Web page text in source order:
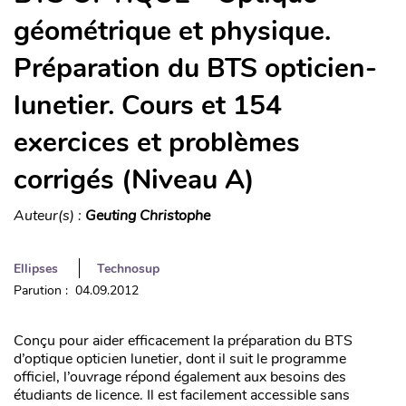
géométrique et physique.
Préparation du BTS opticien-
lunetier. Cours et 154
exercices et problèmes
corrigés (Niveau A)
Auteur(s) : Geuting Christophe
Ellipses
Technosup
Parution : 04.09.2012
Conçu pour aider efficacement la préparation du BTS
d’optique opticien lunetier, dont il suit le programme
officiel, l’ouvrage répond également aux besoins des
étudiants de licence. Il est facilement accessible sans